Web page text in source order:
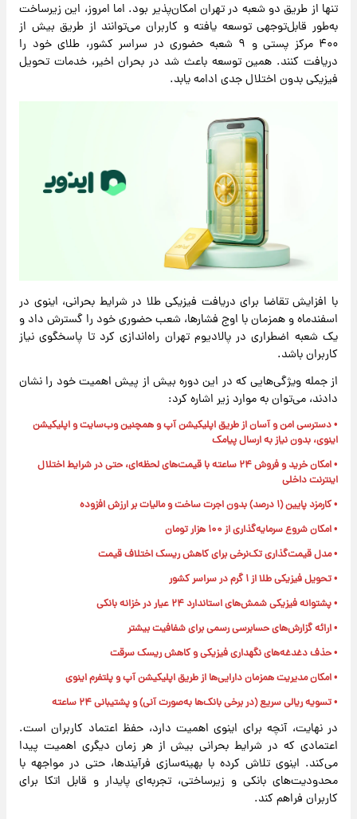
تنها از طریق دو شعبه در تهران امکان‌پذیر بود. اما امروز، این زیرساخت
به‌طور قابل‌توجهی توسعه یافته و کاربران می‌توانند از طریق بیش از
۴۰۰ مرکز پستی و ۹ شعبه حضوری در سراسر کشور، طلای خود را
دریافت کنند. همین توسعه باعث شد در بحران اخیر، خدمات تحویل
فیزیکی بدون اختلال جدی ادامه یابد.
با افزایش تقاضا برای دریافت فیزیکی طلا در شرایط بحرانی، اینوی در
اسفندماه و همزمان با اوج فشارها، شعب حضوری خود را گسترش داد و
یک شعبه اضطراری در پالادیوم تهران راه‌اندازی کرد تا پاسخگوی نیاز
کاربران باشد.
از جمله ویژگی‌هایی که در این دوره بیش از پیش اهمیت خود را نشان
دادند، می‌توان به موارد زیر اشاره کرد:
• دسترسی امن و آسان از طریق اپلیکیشن آپ و همچنین وب‌سایت و اپلیکیشن
اینوی، بدون نیاز به ارسال پیامک
• امکان خرید و فروش ۲۴ ساعته با قیمت‌های لحظه‌ای، حتی در شرایط اختلال
اینترنت داخلی
• کارمزد پایین (۱ درصد) بدون اجرت ساخت و مالیات بر ارزش افزوده
• امکان شروع سرمایه‌گذاری از ۱۰۰ هزار تومان
• مدل قیمت‌گذاری تک‌نرخی برای کاهش ریسک اختلاف قیمت
• تحویل فیزیکی طلا از ۱ گرم در سراسر کشور
• پشتوانه فیزیکی شمش‌های استاندارد ۲۴ عیار در خزانه بانکی
• ارائه گزارش‌های حسابرسی رسمی برای شفافیت بیشتر
• حذف دغدغه‌های نگهداری فیزیکی و کاهش ریسک سرقت
• امکان مدیریت همزمان دارایی‌ها از طریق اپلیکیشن آپ و پلتفرم اینوی
• تسویه ریالی سریع (در برخی بانک‌ها به‌صورت آنی) و پشتیبانی ۲۴ ساعته
در نهایت، آنچه برای اینوی اهمیت دارد، حفظ اعتماد کاربران است.
اعتمادی که در شرایط بحرانی بیش از هر زمان دیگری اهمیت پیدا
می‌کند. اینوی تلاش کرده با بهینه‌سازی فرآیندها، حتی در مواجهه با
محدودیت‌های بانکی و زیرساختی، تجربه‌ای پایدار و قابل اتکا برای
کاربران فراهم کند.